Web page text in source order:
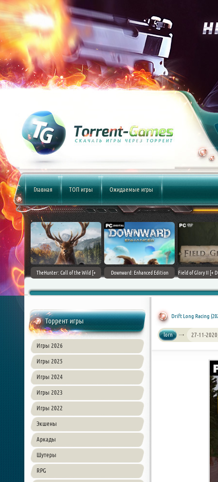
Главная ТОП игры Ожидаемые игры
(2017)
TheHunter: Call of the Wild [+
Downward: Enhanced Edition
Field of Glory II [+
Торрент игры
Игры 2026
Игры 2025
Игры 2024
Игры 2023
Игры 2022
Экшены
Аркады
Шутеры
RPG
Drift Long Racing
lorn 27-11-